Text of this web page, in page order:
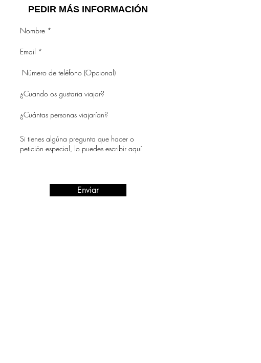
PEDIR MÁS INFORMACIÓN
Enviar